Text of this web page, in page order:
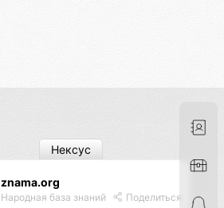
znama.org
Народная база знаний Поделиться
Нексус